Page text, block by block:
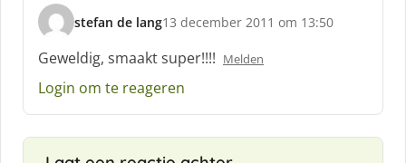
stefan de lang
s
c
h
r
13 december 2011 om 13:50
Geweldig, smaakt super!!!! Melden
Login om te reageren